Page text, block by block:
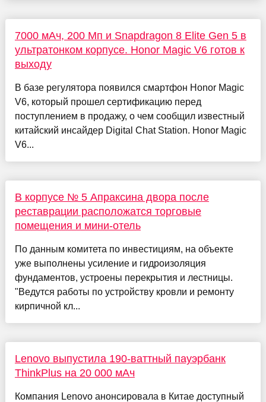
7000 мАч, 200 Мп и Snapdragon 8 Elite Gen 5 в
ультратонком корпусе. Honor Magic V6 готов к
выходу
В базе регулятора появился смартфон Honor Magic
V6, который прошел сертификацию перед
поступлением в продажу, о чем сообщил известный
китайский инсайдер Digital Chat Station. Honor Magic
V6...
В корпусе № 5 Апраксина двора после
реставрации расположатся торговые
помещения и мини-отель
По данным комитета по инвестициям, на объекте
уже выполнены усиление и гидроизоляция
фундаментов, устроены перекрытия и лестницы.
"Ведутся работы по устройству кровли и ремонту
кирпичной кл...
Lenovo выпустила 190-ваттный пауэрбанк
ThinkPlus на 20 000 мАч
Компания Lenovo анонсировала в Китае доступный